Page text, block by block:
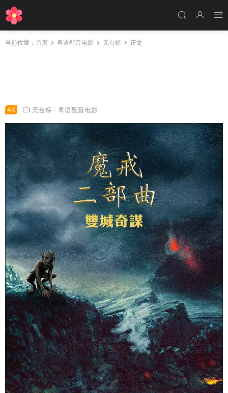
当前位置： 首页 粤语配音电影 无台标 正文
4K 无台标 · 粤语配音电影